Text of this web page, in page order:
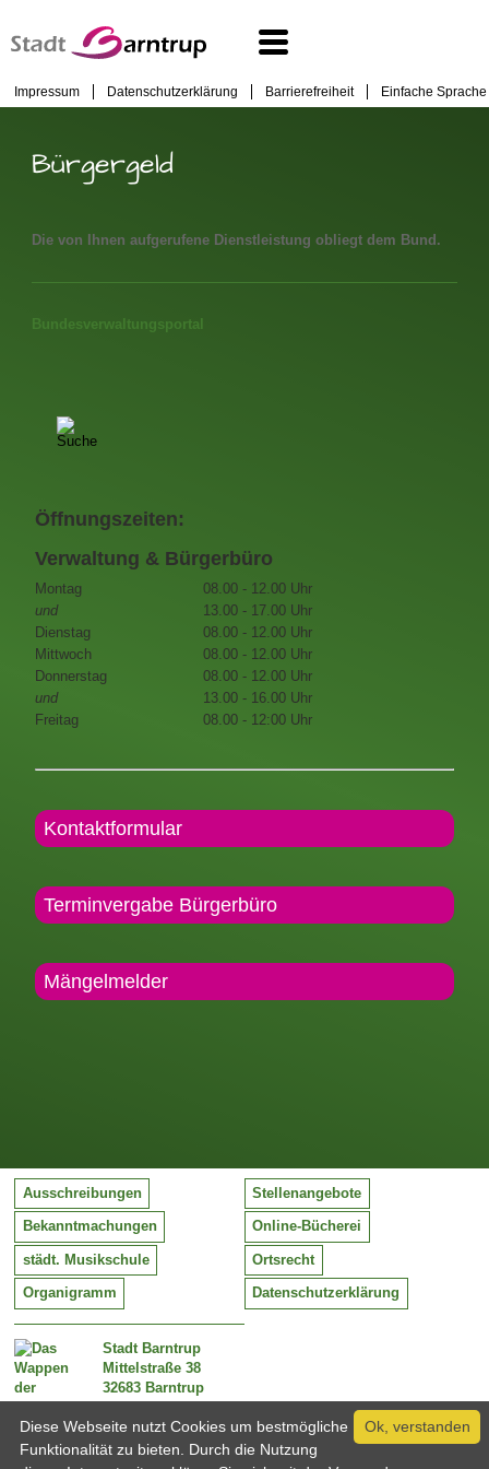
Impressum Datenschutzerklärung Barrierefreiheit Einfache Sprache
Bürgergeld
Die von Ihnen aufgerufene Dienstleistung obliegt dem Bund.
Bundesverwaltungsportal
Öffnungszeiten:
Verwaltung & Bürgerbüro
Montag
08.00 - 12.00 Uhr
und
13.00 - 17.00 Uhr
Dienstag
08.00 - 12.00 Uhr
Mittwoch
08.00 - 12.00 Uhr
Donnerstag
08.00 - 12.00 Uhr
und
13.00 - 16.00 Uhr
Freitag
08.00 - 12:00 Uhr
Kontaktformular
Terminvergabe Bürgerbüro
Mängelmelder
Stadt Barntrup
Mittelstraße 38
32683 Barntrup
Fax:
Email:
05263 / 409-249
info@barntrup.de
Ausschreibungen Stellenangebote
Bekanntmachungen Online-Bücherei
städt. Musikschule Ortsrecht
Organigramm Datenschutzerklärung
Ok, verstanden
Diese Webseite nutzt Cookies um bestmögliche
Funktionalität zu bieten. Durch die Nutzung